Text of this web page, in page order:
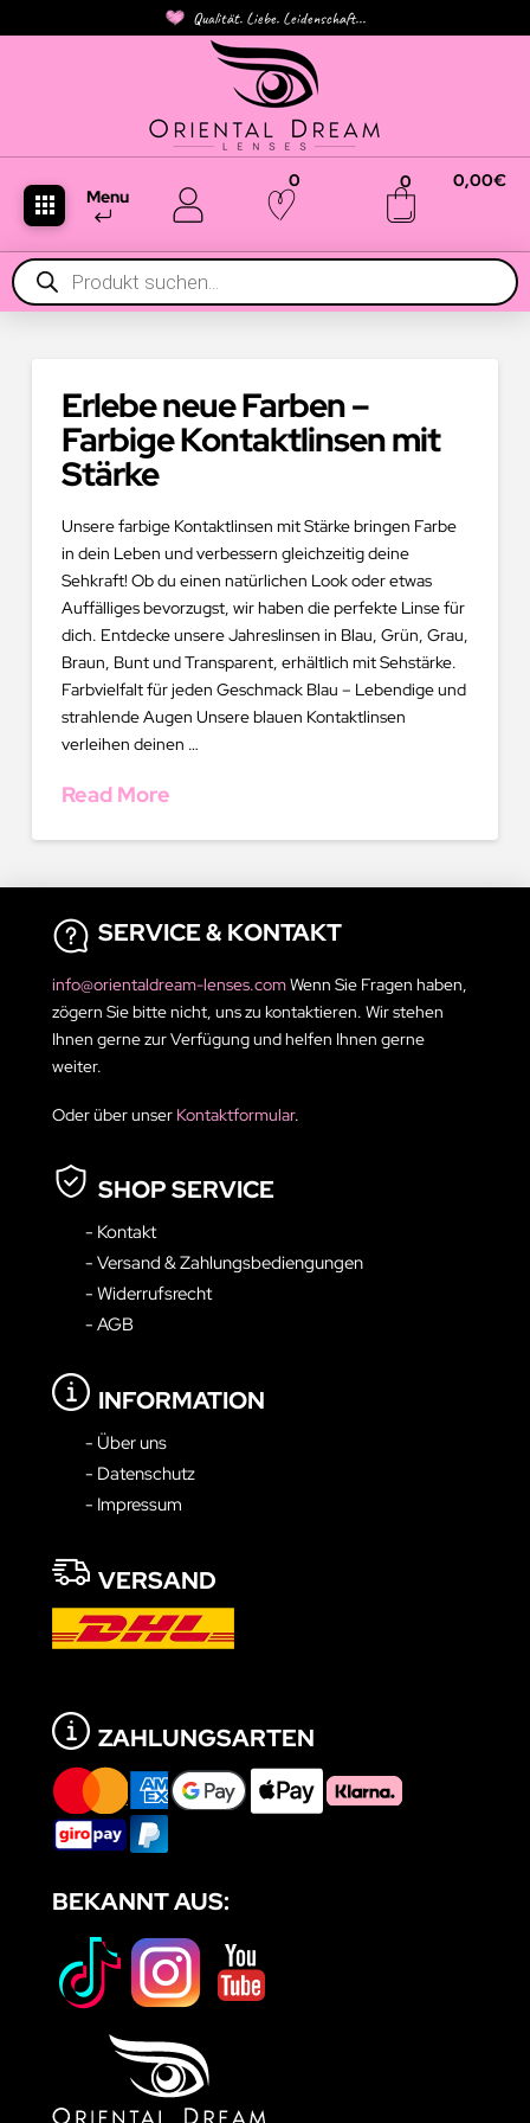
Qualität. Liebe. Leidenschaft...
Menu
0 0 0,00€
Products
search
Erlebe neue Farben –
Farbige Kontaktlinsen mit
Stärke
Unsere farbige Kontaktlinsen mit Stärke bringen Farbe
in dein Leben und verbessern gleichzeitig deine
Sehkraft! Ob du einen natürlichen Look oder etwas
Auffälliges bevorzugst, wir haben die perfekte Linse für
dich. Entdecke unsere Jahreslinsen in Blau, Grün, Grau,
Braun, Bunt und Transparent, erhältlich mit Sehstärke.
Farbvielfalt für jeden Geschmack Blau – Lebendige und
strahlende Augen Unsere blauen Kontaktlinsen
verleihen deinen …
Read More
SERVICE & KONTAKT
info@orientaldream-lenses.comWenn Sie Fragen haben,
zögern Sie bitte nicht, uns zu kontaktieren. Wir stehen
Ihnen gerne zur Verfügung und helfen Ihnen gerne
weiter.
Oder über unser Kontaktformular.
SHOP SERVICE
- Kontakt
- Versand & Zahlungsbediengungen
- Widerrufsrecht
- AGB
INFORMATION
- Über uns
- Datenschutz
- Impressum
VERSAND
ZAHLUNGSARTEN
BEKANNT AUS: